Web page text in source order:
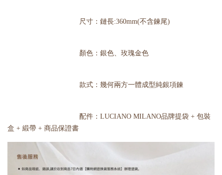
尺寸：鏈長:360mm(不含鍊尾)
顏色：銀色、玫瑰金色
款式：幾何兩方一體成型純銀項鍊
配件：LUCIANO MILANO品牌提袋 + 包裝
盒 + 緞帶 + 商品保證書